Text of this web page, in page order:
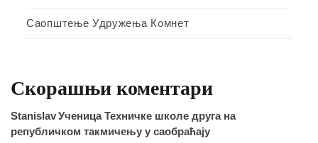
Саопштење Удружења Комнет
Скорашњи коментари
StanislavУченица Техничке школе друга на
републичком такмичењу у саобраћају